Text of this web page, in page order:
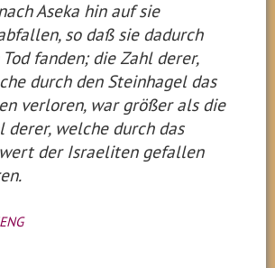
Aseka hin auf sie
so daß sie dadurch
fanden; die Zahl derer,
durch den Steinhagel das
verloren, war größer als die
derer, welche durch das
der Israeliten gefallen